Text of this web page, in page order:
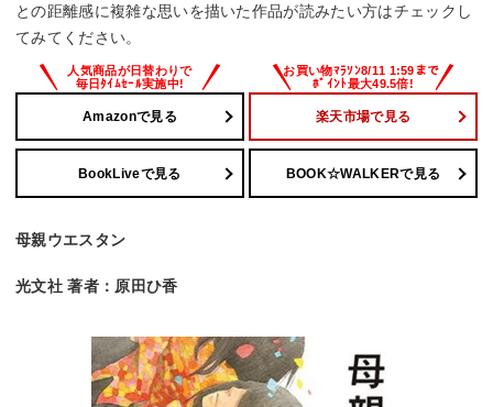
との距離感に複雑な思いを描いた作品が読みたい方はチェックし
てみてください。
Amazonで見る 楽天市場で見る
BookLiveで見る BOOK☆WALKERで見る
母親ウエスタン
光文社 著者：原田ひ香